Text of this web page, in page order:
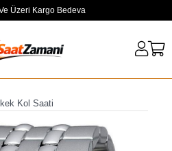
Üzeri Kargo Bedeva
Kol Saati